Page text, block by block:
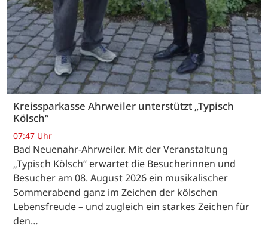
Kreissparkasse Ahrweiler unterstützt „Typisch
Kölsch“
07:47 Uhr
Bad Neuenahr-Ahrweiler. Mit der Veranstaltung
„Typisch Kölsch“ erwartet die Besucherinnen und
Besucher am 08. August 2026 ein musikalischer
Sommerabend ganz im Zeichen der kölschen
Lebensfreude – und zugleich ein starkes Zeichen für
den…